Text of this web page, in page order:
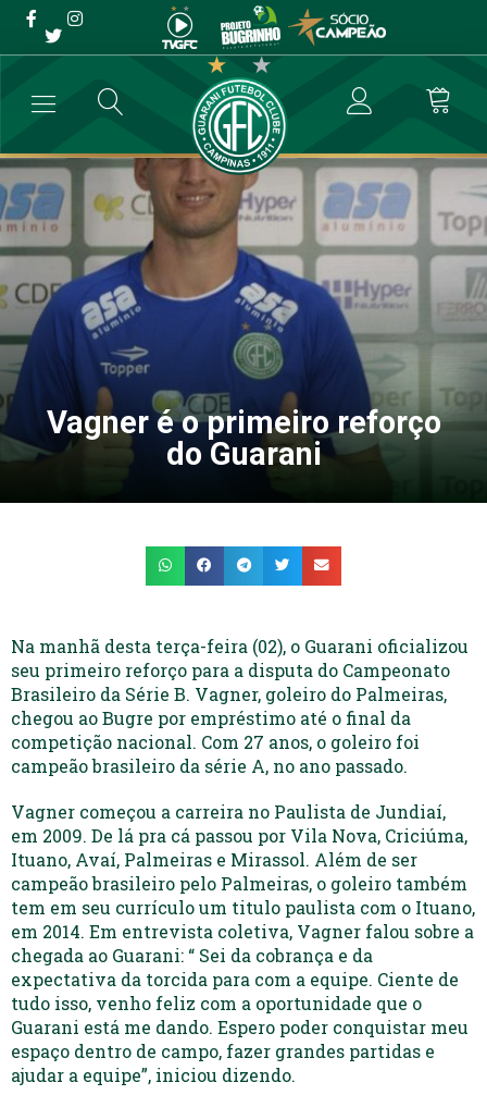
Vagner é o primeiro reforço
do Guarani
→ Futebol Profissional → Vagner é o primeiro reforço do Guarani
Vagner é o primeiro reforço
do Guarani
Na manhã desta terça-feira (02), o Guarani oficializou
seu primeiro reforço para a disputa do Campeonato
Brasileiro da Série B. Vagner, goleiro do Palmeiras,
chegou ao Bugre por empréstimo até o final da
competição nacional. Com 27 anos, o goleiro foi
campeão brasileiro da série A, no ano passado.
Vagner começou a carreira no Paulista de Jundiaí,
em 2009. De lá pra cá passou por Vila Nova, Criciúma,
Ituano, Avaí, Palmeiras e Mirassol. Além de ser
campeão brasileiro pelo Palmeiras, o goleiro também
tem em seu currículo um titulo paulista com o Ituano,
em 2014. Em entrevista coletiva, Vagner falou sobre a
chegada ao Guarani: “ Sei da cobrança e da
expectativa da torcida para com a equipe. Ciente de
tudo isso, venho feliz com a oportunidade que o
Guarani está me dando. Espero poder conquistar meu
espaço dentro de campo, fazer grandes partidas e
ajudar a equipe”, iniciou dizendo.